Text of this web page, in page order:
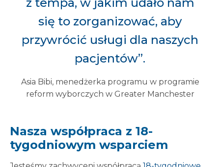
z tempa, w jakim udało nam
się to zorganizować, aby
przywrócić usługi dla naszych
pacjentów”.
Asia Bibi, menedżerka programu w programie
reform wyborczych w Greater Manchester
Nasza współpraca z 18-
tygodniowym wsparciem